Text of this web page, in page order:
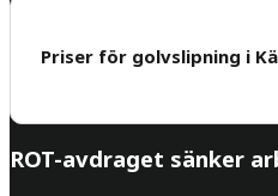
Priser för golvslipning i
ROT-avdraget sänker